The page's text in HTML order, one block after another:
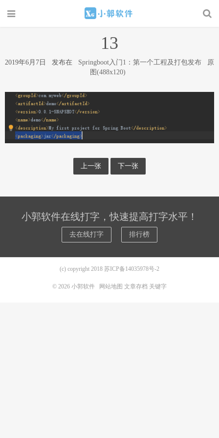
13
2019年6月7日 发布在 Springboot入门1：第一个工程及打包发布
原
图(488x120)
上一张 下一张
小郭软件在线打字，快速提高打字水平！
去在线打字 排行榜
(c) copyright 2018 苏ICP备14035978号-2
© 2026 小郭软件 网站地图 文章存档 关键字